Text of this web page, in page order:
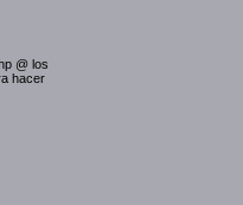
@ los
hacer